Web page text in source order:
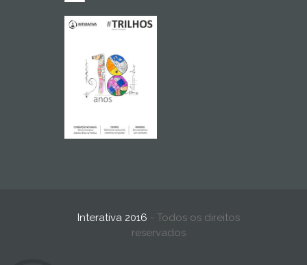
Interativa 2016 - Todos os direitos
reservados